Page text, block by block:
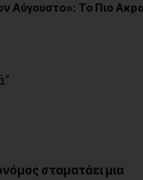
Αύγουστο»: Το Πιο
σταματάει μια